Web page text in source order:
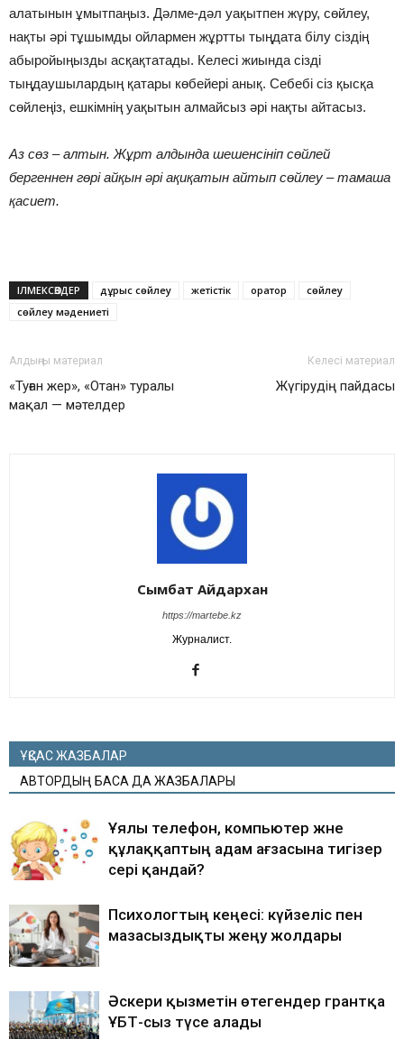
алатынын ұмытпаңыз. Дәлме-дәл уақытпен жүру, сөйлеу,
нақты әрі тұшымды ойлармен жұртты тыңдата білу сіздің
абыройыңызды асқақтатады. Келесі жиында сізді
тыңдаушылардың қатары көбейері анық. Себебі сіз қысқа
сөйлеңіз, ешкімнің уақытын алмайсыз әрі нақты айтасыз.
Аз сөз – алтын. Жұрт алдында шешенсініп сөйлей
бергеннен гөрі айқын әрі ақиқатын айтып сөйлеу – тамаша
қасиет.
ІЛМЕКСӨЗДЕР дұрыс сөйлеу жетістік оратор
сөйлеу
сөйлеу мәдениеті
Алдыңғы материал
«Туған жер», «Отан» туралы
мақал — мәтелдер
Келесі материал
Жүгірудің пайдасы
Сымбат Айдархан
https://martebe.kz
Журналист.
ҰҚСАС ЖАЗБАЛАР
АВТОРДЫҢ БАСҚА ДА ЖАЗБАЛАРЫ
Ұялы телефон, компьютер және
құлаққаптың адам ағзасына тигізер
әсері қандай?
Психологтың кеңесі: күйзеліс пен
мазасыздықты жеңу жолдары
Әскери қызметін өтегендер грантқа
ҰБТ-сыз түсе алады